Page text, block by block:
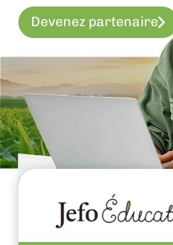
Devenez partenaire